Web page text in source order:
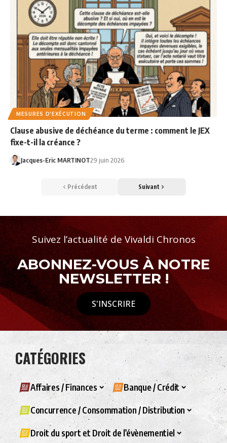
MESURES D'EXÉCUTION
Clause abusive de déchéance du terme : comment le JEX
fixe-t-il la créance ?
Jacques-Eric MARTINOT29 juin 2026
Précédent Suivant
Suivez l’actualité de Vivaldi Chronos
ABONNEZ-VOUS À NOTRE
NEWSLETTER !
S'INSCRIRE
CATÉGORIES
Affaires / Finances Banque / Crédit
Concurrence / Consommation / Distribution
Droit du sport et Droit de l’évènementiel